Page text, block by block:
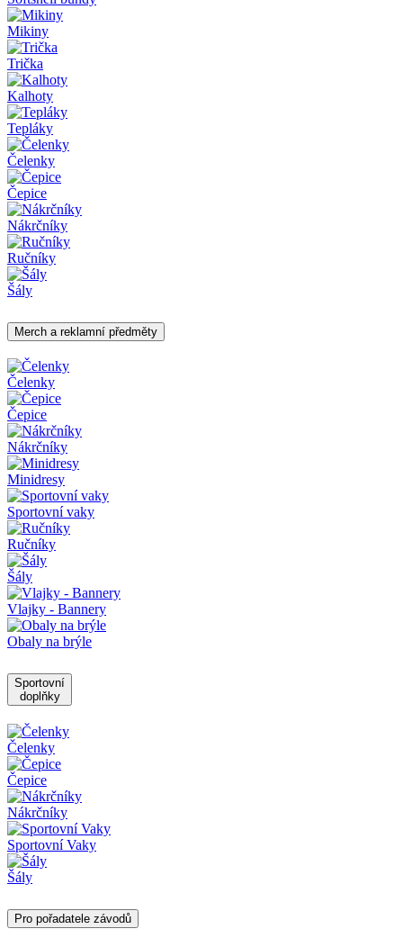
Mikiny
Trička
Kalhoty
Tepláky
Čelenky
Čepice
Nákrčníky
Ručníky
Šály
Merch a reklamní předměty
Čelenky
Čepice
Nákrčníky
Minidresy
Sportovní vaky
Ručníky
Šály
Vlajky - Bannery
Obaly na brýle
Sportovní
doplňky
Čelenky
Čepice
Nákrčníky
Sportovní Vaky
Šály
Pro pořadatele závodů